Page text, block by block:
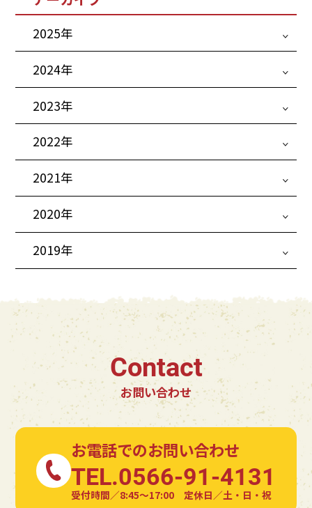
2025年
2024年
2023年
2022年
2021年
2020年
2019年
Contact
お問い合わせ
お電話でのお問い合わせ
TEL.0566-91-4131
受付時間／8:45〜17:00 定休日／土・日・祝